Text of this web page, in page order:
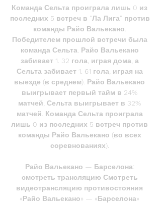
Команда Сельта проиграла лишь 0 из
последних 5 встреч в "Ла Лига" против
команды Райо Вальекано.
Победителем прошлой встречи была
команда Сельта. Райо Вальекано
забивает 1. 32 гола, играя дома, а
Сельта забивает 1. 61 гола, играя на
выезде (в среднем). Райо Вальекано
выигрывает первый тайм в 24%
матчей, Сельта выигрывает в 32%
матчей. Команда Сельта проиграла
лишь 0 из последних 5 встреч против
команды Райо Вальекано (во всех
соревнованиях).
Райо Вальекано — Барселона:
смотреть трансляцию Смотреть
видеотрансляцию противостояния
«Райо Вальекано» — «Барселона»